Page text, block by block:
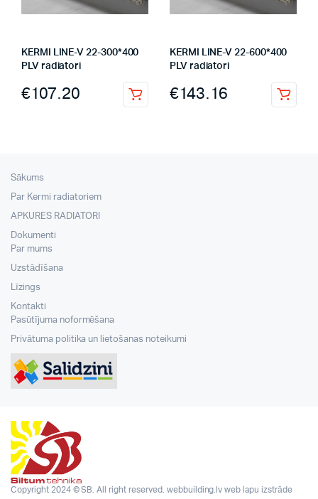
KERMI LINE-V 22-300*400
PLV radiatori
€107.20
KERMI LINE-V 22-600*400
PLV radiatori
€143.16
Sākums
Par Kermi radiatoriem
APKURES RADIATORI
Dokumenti
Par mums
Uzstādīšana
Līzings
Kontakti
Pasūtījuma noformēšana
Privātuma politika un lietošanas noteikumi
Copyright 2024 © SB. All right reserved. webbuilding.lvweb lapu izstrāde